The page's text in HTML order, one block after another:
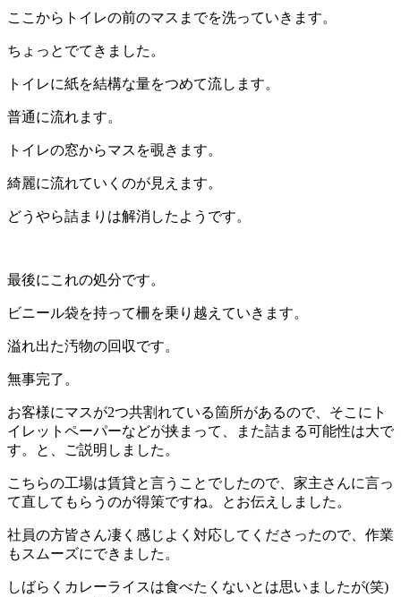
ここからトイレの前のマスまでを洗っていきます。
ちょっとでてきました。
トイレに紙を結構な量をつめて流します。
普通に流れます。
トイレの窓からマスを覗きます。
綺麗に流れていくのが見えます。
どうやら詰まりは解消したようです。
最後にこれの処分です。
ビニール袋を持って柵を乗り越えていきます。
溢れ出た汚物の回収です。
無事完了。
お客様にマスが2つ共割れている箇所があるので、そこにト
イレットペーパーなどが挟まって、また詰まる可能性は大で
す。と、ご説明しました。
こちらの工場は賃貸と言うことでしたので、家主さんに言っ
て直してもらうのが得策ですね。とお伝えしました。
社員の方皆さん凄く感じよく対応してくださったので、作業
もスムーズにできました。
しばらくカレーライスは食べたくないとは思いましたが(笑)